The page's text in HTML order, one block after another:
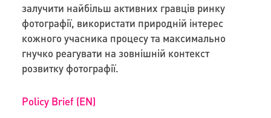
залучити найбільш активних гравців ринку
фотографії, використати природній інтерес
кожного учасника процесу та максимально
гнучко реагувати на зовнішній контекст
розвитку фотографії.
Policy Brief (EN)